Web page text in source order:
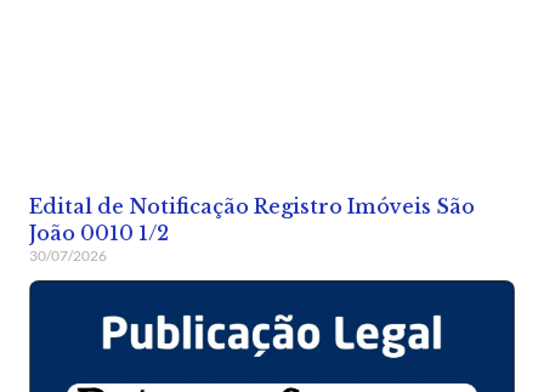
Edital de Notificação Registro Imóveis São
João 0010 1/2
30/07/2026